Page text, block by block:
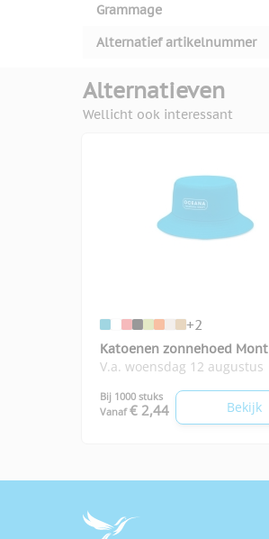
Grammage
Alternatief artikelnummer
Alternatieven
Wellicht ook interessant
+2
Katoenen zonnehoed
V.a. woensdag 12 augustus
Bij 1000 stuks
Vanaf € 2,44 Bekijk